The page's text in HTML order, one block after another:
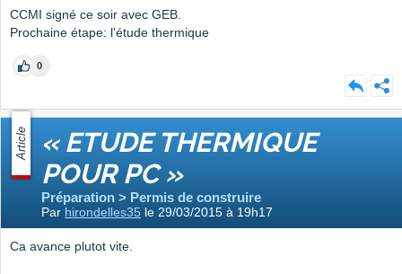
CCMI signé ce soir avec GEB.
Prochaine étape: l'étude thermique
0
Article « ETUDE THERMIQUE
POUR PC »
Préparation > Permis de construire
Par hirondelles35 le 29/03/2015 à 19h17
Ca avance plutot vite.